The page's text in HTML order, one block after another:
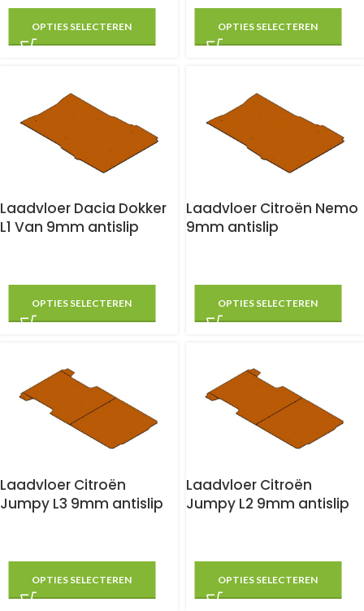
OPTIES SELECTEREN OPTIES SELECTEREN
Laadvloer Dacia Dokker
L1 Van 9mm antislip
OPTIES SELECTEREN
Laadvloer Citroën Nemo
9mm antislip
OPTIES SELECTEREN
Laadvloer Citroën
Jumpy L3 9mm antislip
OPTIES SELECTEREN
Laadvloer Citroën
Jumpy L2 9mm antislip
OPTIES SELECTEREN